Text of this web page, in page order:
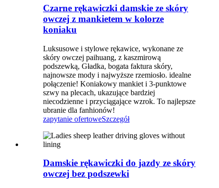
Czarne rękawiczki damskie ze skóry
owczej z mankietem w kolorze
koniaku
Luksusowe i stylowe rękawice, wykonane ze
skóry owczej paihuang, z kaszmirową
podszewką, Gładka, bogata faktura skóry,
najnowsze mody i najwyższe rzemiosło. idealne
połączenie! Koniakowy mankiet i 3-punktowe
szwy na plecach, ukazujące bardziej
niecodzienne i przyciągające wzrok. To najlepsze
ubranie dla fanhionów!
zapytanie ofertoweSzczegół
Damskie rękawiczki do jazdy ze skóry
owczej bez podszewki